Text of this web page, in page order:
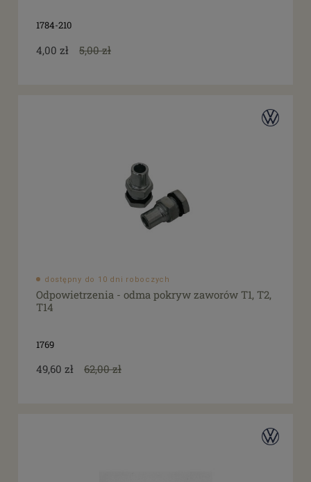
1784-210
4,00 zł 5,00 zł
dostępny do 10 dni roboczych
Odpowietrzenia - odma pokryw zaworów T1, T2,
T14
1769
49,60 zł 62,00 zł